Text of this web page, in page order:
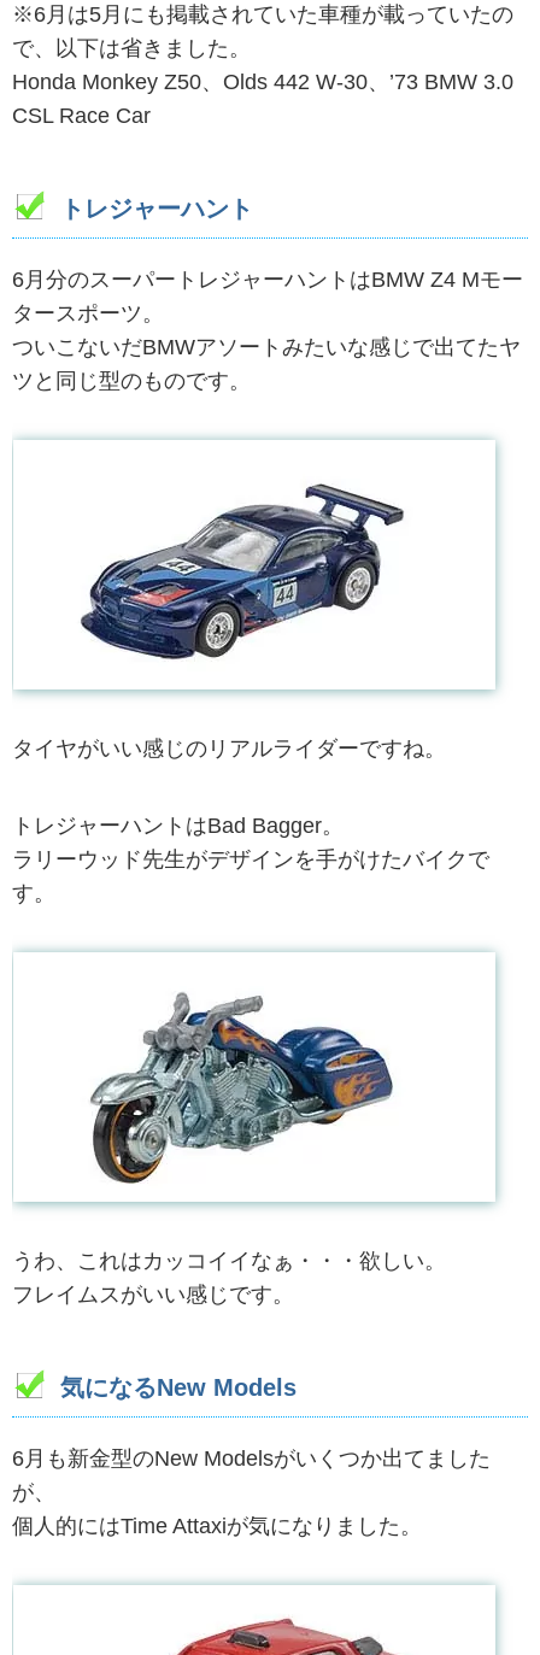
※6月は5月にも掲載されていた車種が載っていたの
で、以下は省きました。
Honda Monkey Z50、Olds 442 W-30、’73 BMW 3.0
CSL Race Car
トレジャーハント
6月分のスーパートレジャーハントはBMW Z4 Mモー
タースポーツ。
ついこないだBMWアソートみたいな感じで出てたヤ
ツと同じ型のものです。
タイヤがいい感じのリアルライダーですね。
トレジャーハントはBad Bagger。
ラリーウッド先生がデザインを手がけたバイクで
す。
うわ、これはカッコイイなぁ・・・欲しい。
フレイムスがいい感じです。
気になるNew Models
6月も新金型のNew Modelsがいくつか出てました
が、
個人的にはTime Attaxiが気になりました。